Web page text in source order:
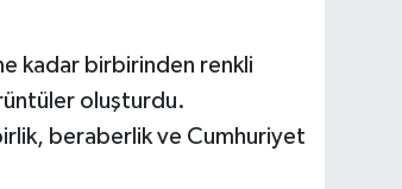
kadar birbirinden renkli
oluşturdu.
beraberlik ve Cumhuriyet